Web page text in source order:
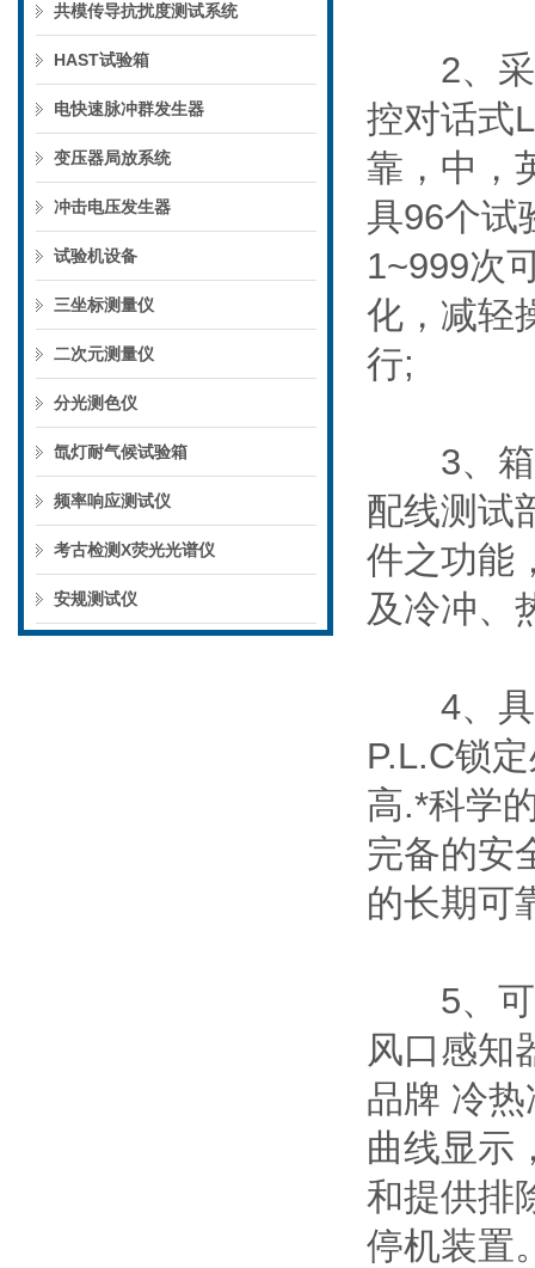
共模传导抗扰度测试系统
HAST试验箱
电快速脉冲群发生器
变压器局放系统
冲击电压发生器
试验机设备
三坐标测量仪
二次元测量仪
分光测色仪
氙灯耐气候试验箱
频率响应测试仪
考古检测X荧光光谱仪
安规测试仪
2、采
控对话式
靠，中，
具96个试
1~999次
化，减轻
行;
3、箱
配线测试
件之功能
及冷冲、
4、具
P.L.C锁
高.*科学
完备的安
的长期可
5、可
风口感知
品牌 冷
曲线显示
和提供排
停机装置